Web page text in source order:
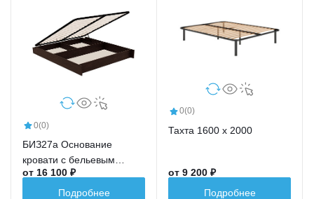
0(0)
БИЗ27а Основание
кровати с бельевым
ящиком (1600х2000)
от 16 100 ₽
Подробнее
0(0)
Тахта 1600 х 2000
от 9 200 ₽
Подробнее